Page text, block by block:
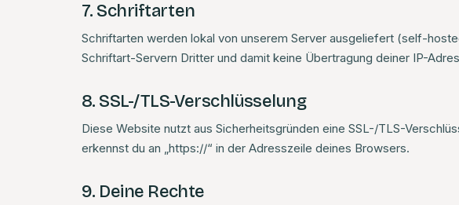
7. Schriftarten
Schriftarten werden lokal von unserem Server ausgeliefert (self-
Schriftart-Servern Dritter und damit keine Übertragung deiner IP-
8. SSL-/TLS-Verschlüsselung
Diese Website nutzt aus Sicherheitsgründen eine SSL-/TLS-
erkennst du an „https://“ in der Adresszeile deines Browsers.
9. Deine Rechte